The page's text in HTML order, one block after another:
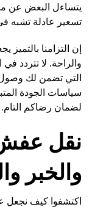
يتساءل البعض عن
تسعير عادلة تشبه
إن التزامنا بالتميز
والراحة. لا تتردد
التي تضمن لك وصول
سياسات الجودة
لضمان رضاكم التام.
نقل
والخبر
اكتشفوا كيف نجعل